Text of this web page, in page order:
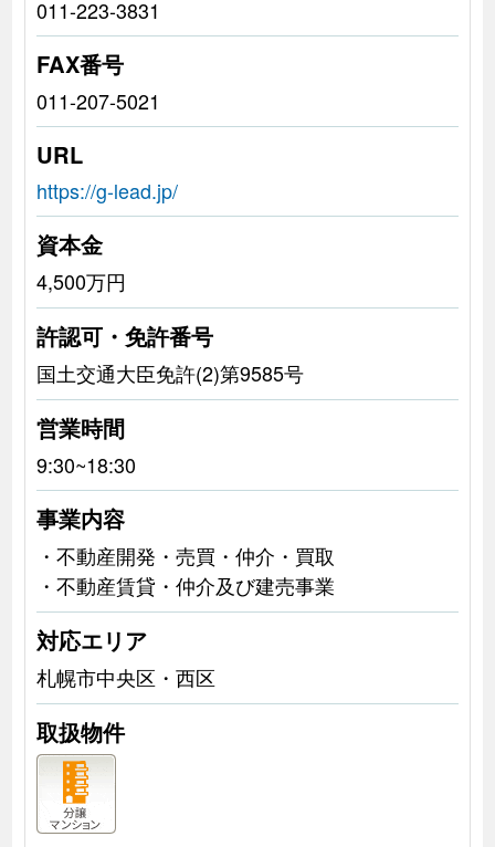
011-223-3831
FAX番号
011-207-5021
URL
https://g-lead.jp/
資本金
4,500万円
許認可・免許番号
国土交通大臣免許(2)第9585号
営業時間
9:30~18:30
事業内容
・不動産開発・売買・仲介・買取
・不動産賃貸・仲介及び建売事業
対応エリア
札幌市中央区・西区
取扱物件